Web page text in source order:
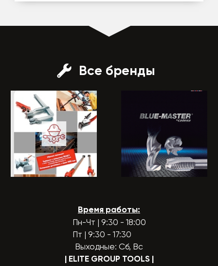
Все бренды
Время работы:
Пн-Чт | 9:30 - 18:00
Пт | 9:30 - 17:30
Выходные: Сб, Вс
| ELITE GROUP TOOLS |